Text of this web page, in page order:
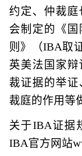
约定、仲裁
会制定的《
则》（IBA取
英美法国家
裁证据的举
裁庭的作用等
关于IBA证据
IBA官方网站